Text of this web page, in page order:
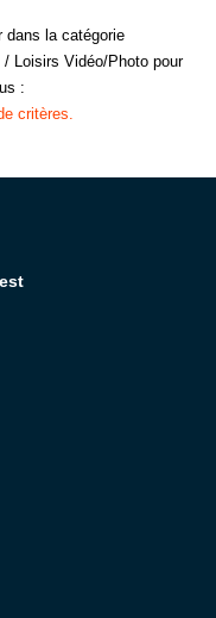
dans la catégorie
Loisirs Vidéo/Photo pour
:
critères.